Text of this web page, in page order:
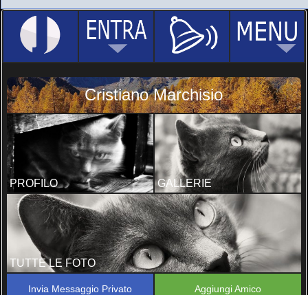
Cristiano Marchisio
PROFILO GALLERIE
TUTTE LE FOTO
Invia Messaggio Privato Aggiungi Amico